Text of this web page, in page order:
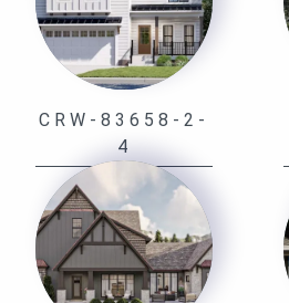
CRW-83658-2-
4